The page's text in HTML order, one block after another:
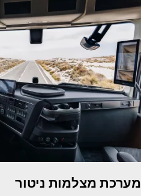
מערכת מצלמות ניטור